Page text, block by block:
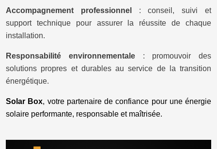
Accompagnement professionnel
: conseil, suivi et
support technique pour assurer la réussite de chaque
installation.
Responsabilité environnementale: promouvoir des
solutions propres et durables au service de la transition
énergétique.
Solar Box, votre partenaire de confiance pour une énergie
solaire performante, responsable et maîtrisée.